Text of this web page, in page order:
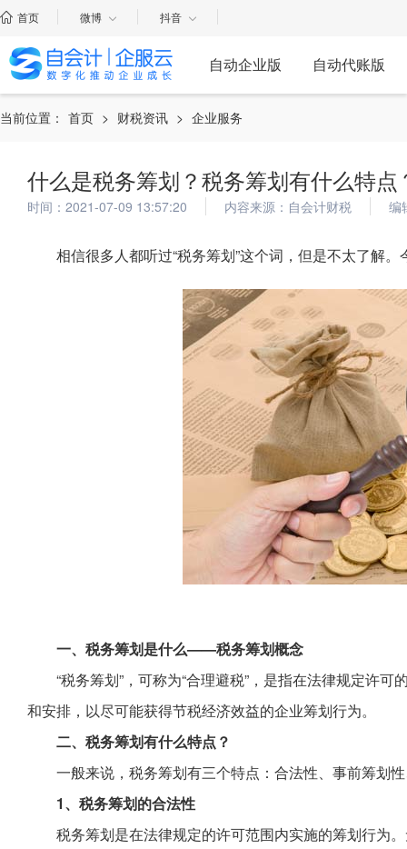
首页 微博 抖音
自动企业版 自动代账版
当前位置： 首页 > 财税资讯 > 企业服务
什么是税务筹划？税务筹划有什么特点
时间：2021-07-09 13:57:20 内容来源：自会计财税 编
相信很多人都听过“税务筹划”这个词，但是不太了解
一、税务筹划是什么——税务筹划概念
“税务筹划”，可称为“合理避税”，是指在法律规定许
和安排，以尽可能获得节税经济效益的企业筹划行为。
二、税务筹划有什么特点？
一般来说，税务筹划有三个特点：合法性、事前筹划
1、税务筹划的合法性
税务筹划是在法律规定的许可范围内实施的筹划行为